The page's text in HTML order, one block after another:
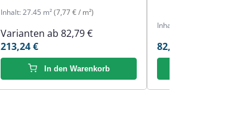
Inhalt: 27.45 m²(7,77 € / m²)
Varianten ab 82,79 €
213,24 €
In den Warenkorb
Inhalt:
82,79 €